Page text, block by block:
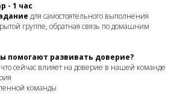
- 1 час
для самостоятельного выполнения
группе, обратная связь по домашним
помогают развивать доверие?
сейчас влияет на доверие в нашей команде
команды